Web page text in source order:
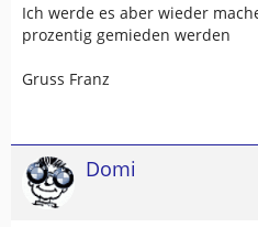
Ich werde es aber wieder
prozentig gemieden werden
Gruss Franz
Domi